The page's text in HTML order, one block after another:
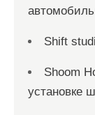
Shift
Shoom
установке